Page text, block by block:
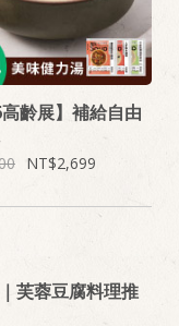
高齡展】補給自由
2,699
芙蓉豆腐料理推